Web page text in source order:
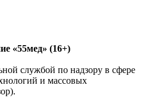
«55мед» (16+)
службой по надзору в сфере
и массовых